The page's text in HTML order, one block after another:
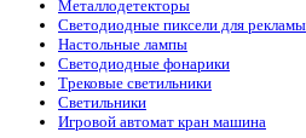
Металлодетекторы
Светодиодные пиксели для рекламы
Настольные лампы
Светодиодные фонарики
Трековые светильники
Светильники
Игровой автомат кран машина